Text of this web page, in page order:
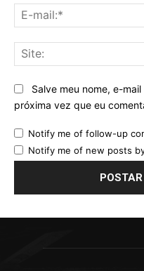
Salve meu nome, e-
próxima vez que eu
Notify me of follow-up
Notify me of new posts